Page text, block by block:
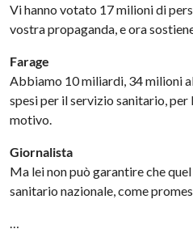
Vi hanno votato 17 milioni di
vostra propaganda, e ora
Farage
Abbiamo 10 miliardi, 34 milioni
spesi per il servizio sanitario,
motivo.
Giornalista
Ma lei non può garantire che
sanitario nazionale, come